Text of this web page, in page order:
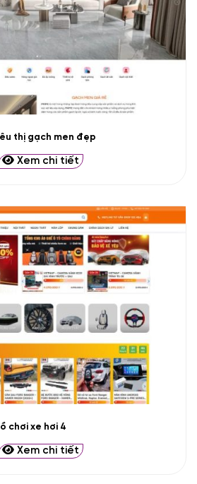
thị gạch men đẹp
Xem chi tiết
chơi xe hơi 4
Xem chi tiết